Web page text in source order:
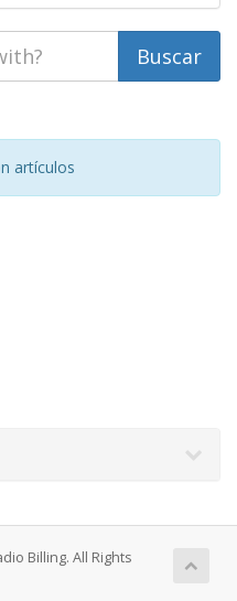
artículos
Billing. All Rights